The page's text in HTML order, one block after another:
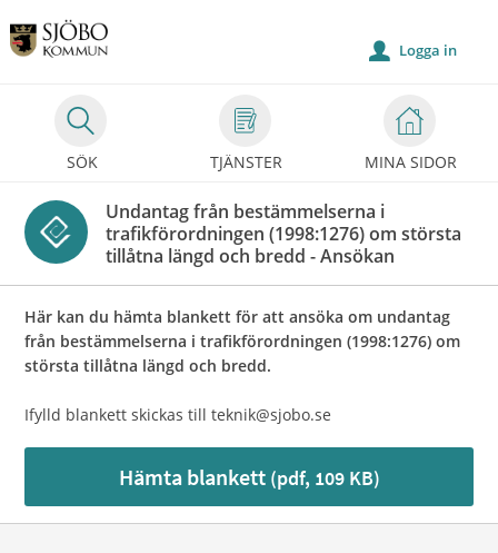
Välkommen
till
kommun
SÖK TJÄNSTER MINA SIDOR
u Logga in
Undantag från bestämmelserna i
trafikförordningen (1998:1276) om största
tillåtna längd och bredd - Ansökan
Här kan du hämta blankett för att ansöka om undantag
från bestämmelserna i trafikförordningen (1998:1276) om
största tillåtna längd och bredd.
Ifylld blankett skickas till teknik@sjobo.se
Hämta blankett(pdf, 109 KB)